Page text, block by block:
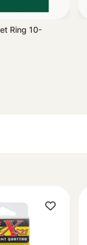
Ring 10-